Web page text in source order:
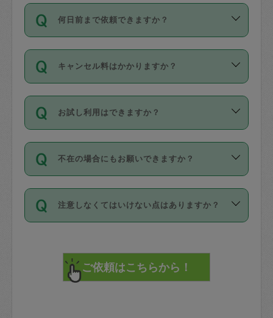
時間も被らない場合、損害保険の対象外
社員など様々なバックグラウンドの方が
登録しています。
日本語も話せる方など様々です。
ールに記載していますので、各自の得意
を依頼してください。
確認しています。タスカジさんトレーニ
ング動画を使ったセルフトレーニングの
現場トライアルを受け、合格したタスカ
ジさんが活動されています。
※テストセンターの講評は１件目のレビュ
参考
【詳細】タスカジさんの登録に際
依頼者とタスカジさんとの間でタスカジ
を通して成立した作業時間内での作業に
適用されます。作業範囲は、掃除、洗
です。作業中に物を壊したり、人にけが
をさせたりした場合が対象で、補償金額
す。
写真を撮り、
詳細FAQ：
損害賠償保険について教えて
何日前まで依頼できますか？
ご依頼は、現在を起点に3日後（72時間
以降）の日時から受付可能となっていま
す。
タスカジさんへ「募集」をかけることが
可能です。
キャンセル料はかかりますか？
キャンセル料には、以下の2種類がありま
す。
1. 直前キャンセル（定期、スポット契約
共通）
72時間を超える※と、以下のキャンセル
料が発生します。
直前キャンセル料：
72時間前〜24時間前＝依頼料金の50%
お試し利用はできますか？
「お試し利用」というメニューはありま
せんが、「一回のみ」依頼を活用するこ
とによって、気に入ったタスカジさんを
まず、条件の合う気になるタスカジさ
みてください。
その後、一番気に入ったタスカジさんに
不在の場合にもお願いできますか？
不在の場合の作業はタスカジさんの同意
が必要です。数回の依頼ののち、タスカ
ジさんと依頼者の間で十分な信頼関係が
てください。
不在時に部屋に入るためにタスカジさん
注意しなくてはいけない点はありますか？
で、必ず鍵のかかるロッカーや金庫に入
れて依頼者の責任の元管理するよう心掛
けてください。